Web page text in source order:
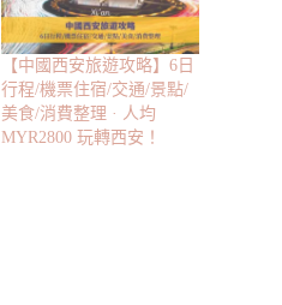
【中國西安旅遊攻略】6日
行程/機票住宿/交通/景點/
美食/消費整理 · 人均
MYR2800 玩轉西安！